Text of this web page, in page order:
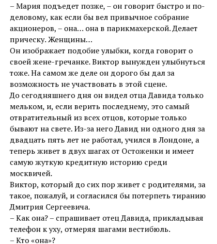
– Мария подъедет позже, – он говорит быстро и по-
деловому, как если бы вел привычное собрание
акционеров, – она… она в парикмахерской. Делает
прическу. Женщины…
Он изображает подобие улыбки, когда говорит о
своей жене-гречанке. Виктор вынужден улыбнуться
тоже. На самом же деле он дорого бы дал за
возможность не участвовать в этой сцене.
До сегодняшнего дня он видел отца Давида только
мельком, и, если верить последнему, это самый
отвратительный из всех отцов, которые только
бывают на свете. Из-за него Давид ни одного дня за
двадцать пять лет не работал, учился в Лондоне, а
теперь живет в двух шагах от Остоженки и имеет
самую жуткую кредитную историю среди
москвичей.
Виктор, который до сих пор живет с родителями, за
такое, пожалуй, и согласился бы потерпеть тиранию
Дмитрия Сергеевича.
– Как она? – спрашивает отец Давида, прикладывая
телефон к уху, отмеряя шагами вестибюль.
– Кто «она»?